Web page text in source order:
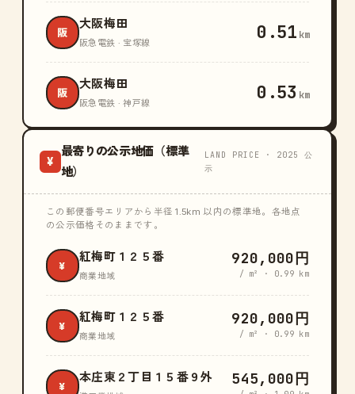
阪
大阪梅田
阪急電鉄 · 宝塚線 0.51 km
阪
大阪梅田
阪急電鉄 · 神戸線 0.53 km
¥
最寄りの公示地価（標準
地）
LAND PRICE · 2025 公
示
この郵便番号エリアから半径 1.5km 以内の標準地。各地点
の公示価格そのままです。
¥
紅梅町１２５番
商業地域
920,000円
/ m² · 0.99 km
¥
紅梅町１２５番
商業地域
920,000円
/ m² · 0.99 km
¥
本庄東２丁目１５番９外 545,000円